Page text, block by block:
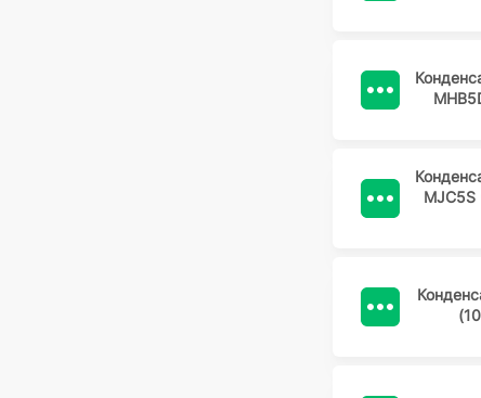
MJC5S